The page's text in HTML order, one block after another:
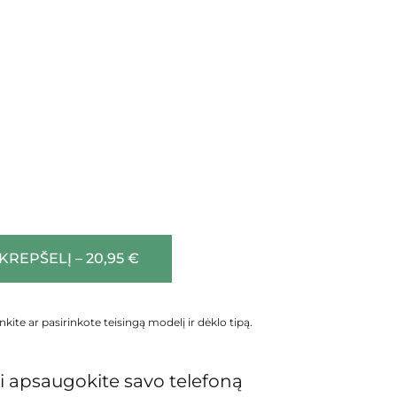
– 20,95 €
ar pasirinkote teisingą modelį ir dėklo tipą.
apsaugokite savo telefoną